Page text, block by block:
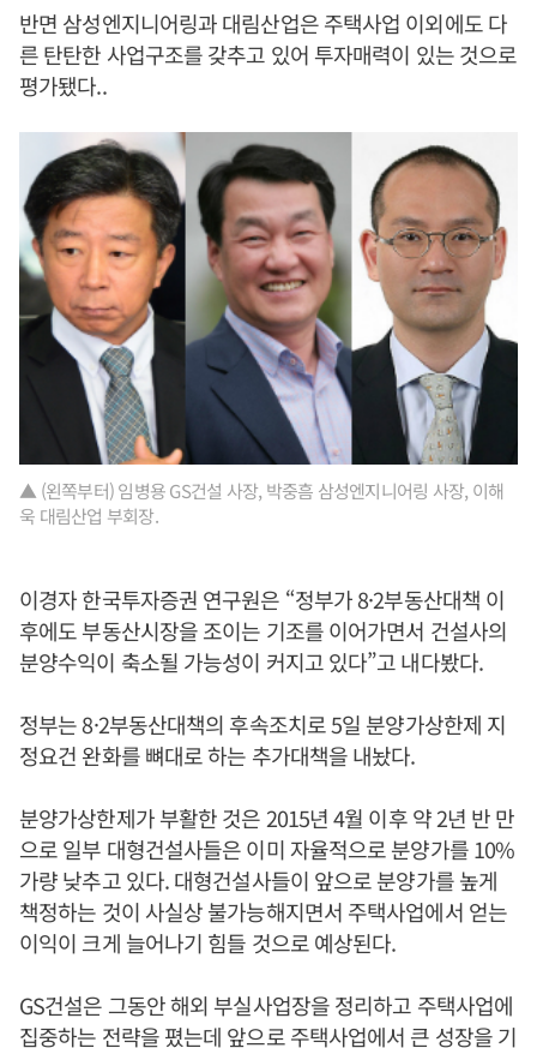
반면 삼성엔지니어링과 대림산업은 주택사업 이외에도 다
른 탄탄한 사업구조를 갖추고 있어 투자매력이 있는 것으로
평가됐다..
▲ (왼쪽부터) 임병용 GS건설 사장, 박중흠 삼성엔지니어링 사장, 이해
욱 대림산업 부회장.
이경자 한국투자증권 연구원은 “정부가 8·2부동산대책 이
후에도 부동산시장을 조이는 기조를 이어가면서 건설사의
분양수익이 축소될 가능성이 커지고 있다”고 내다봤다.
정부는 8·2부동산대책의 후속조치로 5일 분양가상한제 지
정요건 완화를 뼈대로 하는 추가대책을 내놨다.
분양가상한제가 부활한 것은 2015년 4월 이후 약 2년 반 만
으로 일부 대형건설사들은 이미 자율적으로 분양가를 10%
가량 낮추고 있다. 대형건설사들이 앞으로 분양가를 높게
책정하는 것이 사실상 불가능해지면서 주택사업에서 얻는
이익이 크게 늘어나기 힘들 것으로 예상된다.
GS건설은 그동안 해외 부실사업장을 정리하고 주택사업에
집중하는 전략을 폈는데 앞으로 주택사업에서 큰 성장을 기